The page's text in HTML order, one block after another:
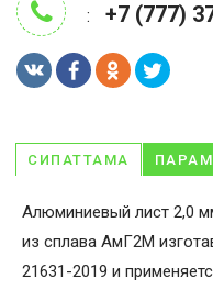
: +7 (777)
СИПАТТАМА
Алюминиевый лист 2,0
из сплава АмГ2М
21631-2019 и